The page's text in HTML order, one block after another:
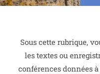
Sous cette rubrique,
les textes ou
conférences données à